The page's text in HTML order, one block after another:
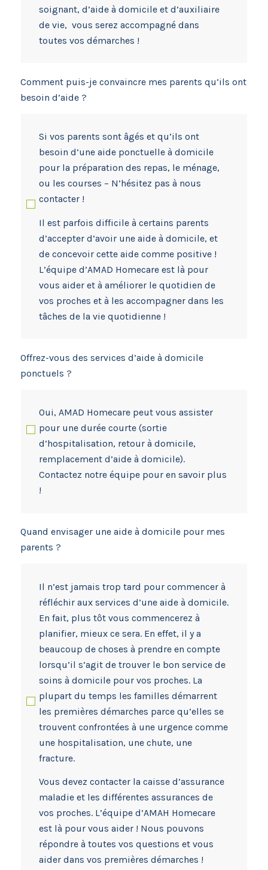
soignant, d’aide à domicile et d’auxiliaire
de vie, vous serez accompagné dans
toutes vos démarches !
Comment puis-je convaincre mes parents qu‘ils ont
besoin d’aide ?
Si vos parents sont âgés et qu’ils ont
besoin d’une aide ponctuelle à domicile
pour la préparation des repas, le ménage,
ou les courses – N’hésitez pas à nous
contacter !
Il est parfois difficile à certains parents
d’accepter d’avoir une aide à domicile, et
de concevoir cette aide comme positive !
L’équipe d’AMAD Homecare est là pour
vous aider et à améliorer le quotidien de
vos proches et à les accompagner dans les
tâches de la vie quotidienne !
Offrez-vous des services d’aide à domicile
ponctuels ?
Oui, AMAD Homecare peut vous assister
pour une durée courte (sortie
d’hospitalisation, retour à domicile,
remplacement d’aide à domicile).
Contactez notre équipe pour en savoir plus
!
Quand envisager une aide à domicile pour mes
parents ?
Il n’est jamais trop tard pour commencer à
réfléchir aux services d’une aide à domicile.
En fait, plus tôt vous commencerez à
planifier, mieux ce sera. En effet, il y a
beaucoup de choses à prendre en compte
lorsqu’il s’agit de trouver le bon service de
soins à domicile pour vos proches. La
plupart du temps les familles démarrent
les premières démarches parce qu’elles se
trouvent confrontées à une urgence comme
une hospitalisation, une chute, une
fracture.
Vous devez contacter la caisse d’assurance
maladie et les différentes assurances de
vos proches. L’équipe d’AMAH Homecare
est là pour vous aider ! Nous pouvons
répondre à toutes vos questions et vous
aider dans vos premières démarches !